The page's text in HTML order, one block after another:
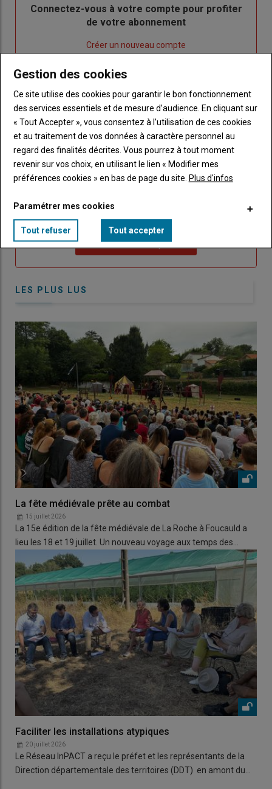
Body
Connectez-vous à votre compte pour profiter
de votre abonnement
un
Créer un nouveau compte
"Réinitialiser
"Je
me
connecte"
Je me connecte
Sous-
titre
Vous n'êtes pas abonné(e)
TITRE CRÉEZ UN COMPTE
BodyChoisissez votre formule et créez votre
Lien Créez un compte
LES PLUS LUS
La fête médiévale prête au combat
15 juillet 2026
La 15e édition de la fête médiévale de La Roche à Foucauld a
lieu les 18 et 19 juillet. Un nouveau voyage aux temps des…
Faciliter les installations atypiques
20 juillet 2026
Le Réseau InPACT a reçu le préfet et les représentants de la
Direction départementale des territoires (DDT) en amont du…
Gestion des cookies
Ce site utilise des cookies pour garantir le bon fonctionnement
des services essentiels et de mesure d’audience. En cliquant sur
« Tout Accepter », vous consentez à l’utilisation de ces cookies
et au traitement de vos données à caractère personnel au
regard des finalités décrites. Vous pourrez à tout moment
revenir sur vos choix, en utilisant le lien « Modifier mes
préférences cookies » en bas de page du site. Plus d'infos
Paramétrer mes cookies
Tout refuser Tout accepter